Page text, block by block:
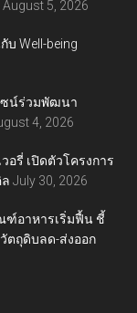
บ Well-being
ซน์ร่วมพัฒนา
4, 2026
อรี่ เปิดตัวโครงการ
July 30, 2026
ฑ์อาหารเริ่มฟื้น ชี้
ตถุดิบลด-ส่งออก